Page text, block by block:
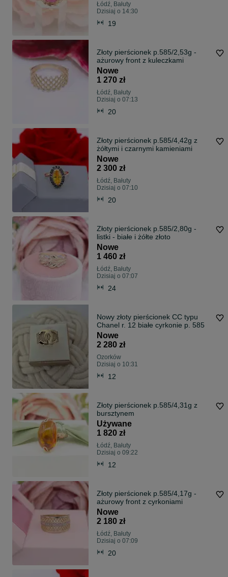
Łódź, Bałuty
Dzisiaj o 14:30
19
Złoty pierścionek p.585/2,53g -
ażurowy front z kuleczkami
Nowe
1 270 zł
Łódź, Bałuty
Dzisiaj o 07:13
20
Złoty pierścionek p.585/4,42g z
żółtymi i czarnymi kamieniami
Nowe
2 300 zł
Łódź, Bałuty
Dzisiaj o 07:10
20
Złoty pierścionek p.585/2,80g -
listki - białe i żółte złoto
Nowe
1 460 zł
Łódź, Bałuty
Dzisiaj o 07:07
24
Nowy złoty pierścionek CC typu
Chanel r. 12 białe cyrkonie p. 585
Nowe
2 280 zł
Ozorków
Dzisiaj o 10:31
12
Złoty pierścionek p.585/4,31g z
bursztynem
Używane
1 820 zł
Łódź, Bałuty
Dzisiaj o 09:22
12
Złoty pierścionek p.585/4,17g -
ażurowy front z cyrkoniami
Nowe
2 180 zł
Łódź, Bałuty
Dzisiaj o 07:09
20